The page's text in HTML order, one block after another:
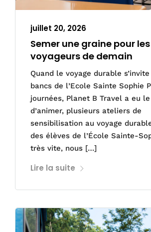
juillet 20, 2026
Semer une graine pour les
voyageurs de demain
Quand le voyage durable
bancs de l’Ecole Sainte Sophie
journées, Planet B Travel a eu
d’animer, plusieurs ateliers de
sensibilisation au voyage
des élèves de l’École Sainte-
très vite, nous […]
Lire la suite